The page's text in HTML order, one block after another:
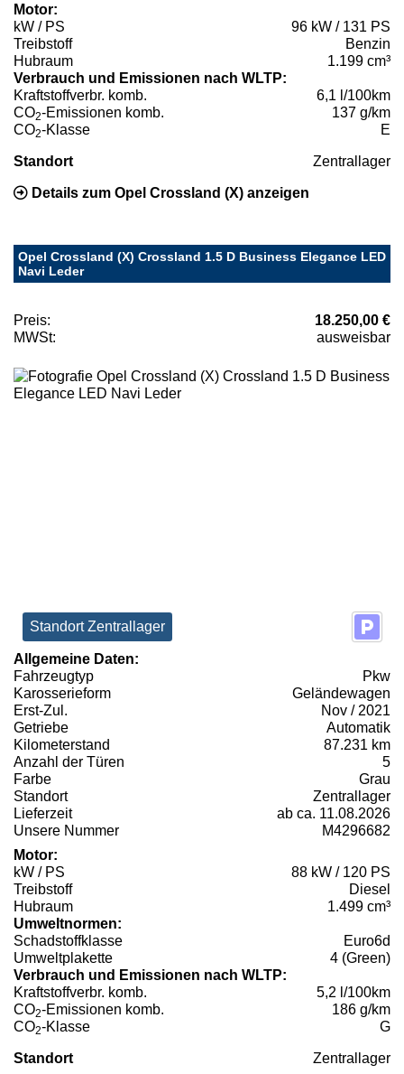
Motor:
kW / PS
96 kW / 131 PS
Treibstoff
Benzin
Hubraum
1.199 cm³
Verbrauch und Emissionen nach WLTP:
Kraftstoffverbr. komb.
6,1 l/100km
CO2-Emissionen komb.
137 g/km
CO2-Klasse E
Standort Zentrallager
Details zum Opel Crossland (X) anzeigen
Opel Crossland (X) Crossland 1.5 D Business Elegance LED
Navi Leder
Preis:
18.250,00 €
MWSt:
ausweisbar
Standort Zentrallager
Allgemeine Daten:
Fahrzeugtyp
Pkw
Karosserieform
Geländewagen
Erst-Zul.
Nov / 2021
Getriebe
Automatik
Kilometerstand
87.231 km
Anzahl der Türen
5
Farbe
Grau
Standort
Zentrallager
Lieferzeit
ab ca. 11.08.2026
Unsere Nummer
M4296682
Motor:
kW / PS
88 kW / 120 PS
Treibstoff
Diesel
Hubraum
1.499 cm³
Umweltnormen:
Schadstoffklasse
Euro6d
Umweltplakette
4 (Green)
Verbrauch und Emissionen nach WLTP:
Kraftstoffverbr. komb.
5,2 l/100km
CO2-Emissionen komb.
186 g/km
CO2-Klasse G
Standort Zentrallager